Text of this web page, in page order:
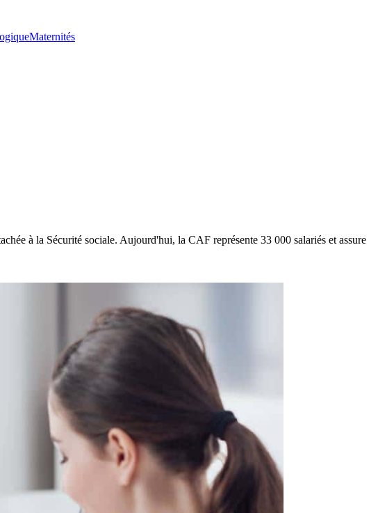
Maternités
à la Sécurité sociale. Aujourd'hui, la CAF représente 33 000 salariés et assure